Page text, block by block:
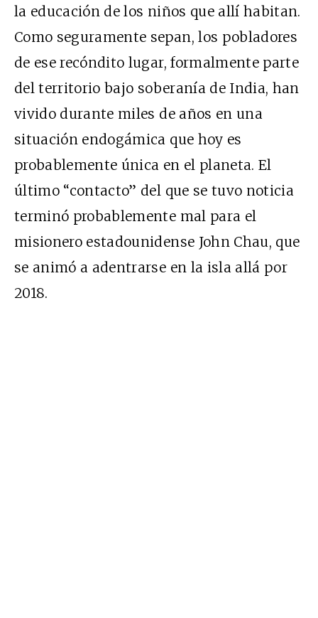
la educación de los niños que allí habitan.
Como seguramente sepan, los pobladores
de ese recóndito lugar, formalmente parte
del territorio bajo soberanía de India, han
vivido durante miles de años en una
situación endogámica que hoy es
probablemente única en el planeta. El
último “contacto” del que se tuvo noticia
terminó probablemente mal para el
misionero estadounidense John Chau, que
se animó a adentrarse en la isla allá por
2018.